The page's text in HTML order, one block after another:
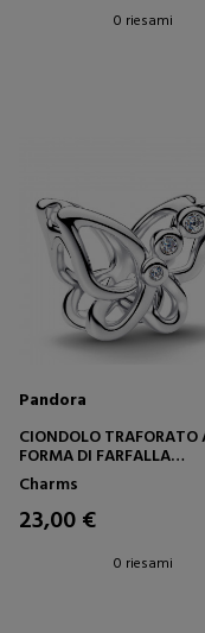
0 riesami
Pandora
CIONDOLO TRAFORATO
FORMA DI FARFALLA
794369C01
Charms
23,00 €
0 riesami